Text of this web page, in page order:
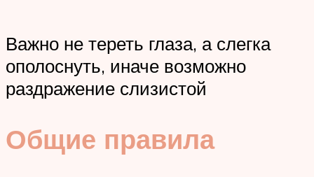
Важно не тереть глаза, а слегка
ополоснуть, иначе возможно
раздражение слизистой
Общие правила